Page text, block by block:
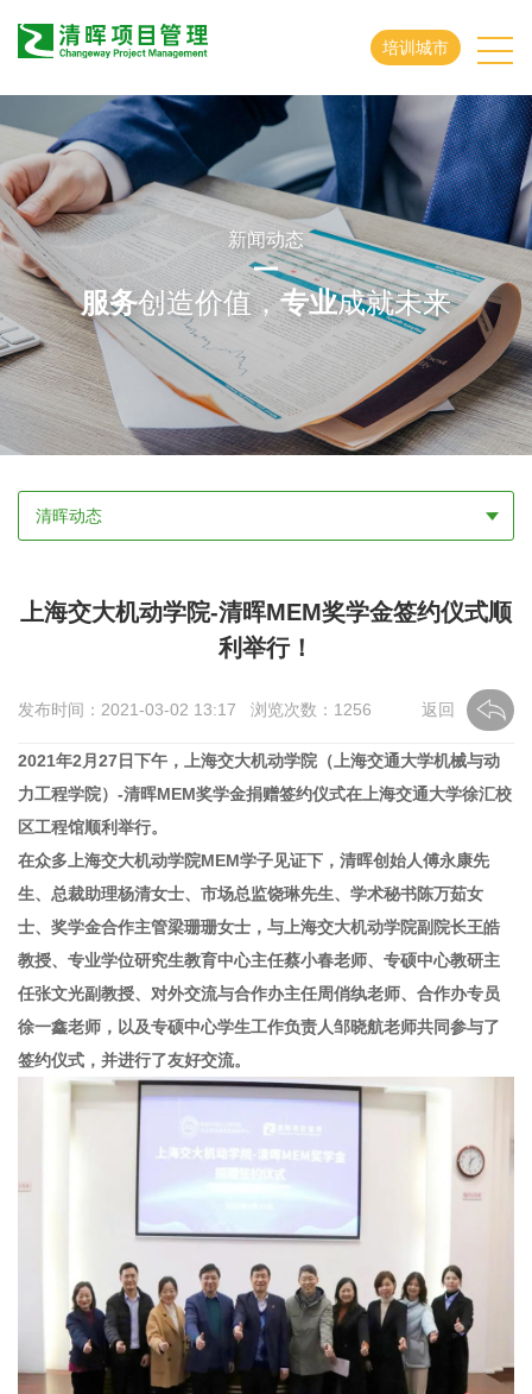
培训城市
新闻动态
服务创造价值，专业成就未来
清晖动态
上海交大机动学院-清晖MEM奖学金签约仪式顺
利举行！
发布时间：2021-03-02 13:17 浏览次数： 1256 返回
2021年2月27日下午，上海交大机动学院（上海交通大学机械与动
力工程学院）-清晖MEM奖学金捐赠签约仪式在上海交通大学徐汇校
区工程馆顺利举行。
在众多上海交大机动学院MEM学子见证下，清晖创始人傅永康先
生、总裁助理杨清女士、市场总监饶琳先生、学术秘书陈万茹女
士、奖学金合作主管梁珊珊女士，与上海交大机动学院副院长王皓
教授、专业学位研究生教育中心主任蔡小春老师、专硕中心教研主
任张文光副教授、对外交流与合作办主任周俏纨老师、合作办专员
徐一鑫老师，以及专硕中心学生工作负责人邹晓航老师共同参与了
签约仪式，并进行了友好交流。